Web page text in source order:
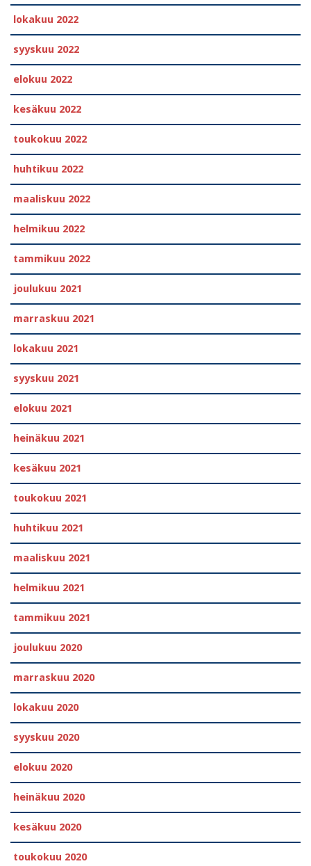
lokakuu 2022
syyskuu 2022
elokuu 2022
kesäkuu 2022
toukokuu 2022
huhtikuu 2022
maaliskuu 2022
helmikuu 2022
tammikuu 2022
joulukuu 2021
marraskuu 2021
lokakuu 2021
syyskuu 2021
elokuu 2021
heinäkuu 2021
kesäkuu 2021
toukokuu 2021
huhtikuu 2021
maaliskuu 2021
helmikuu 2021
tammikuu 2021
joulukuu 2020
marraskuu 2020
lokakuu 2020
syyskuu 2020
elokuu 2020
heinäkuu 2020
kesäkuu 2020
toukokuu 2020